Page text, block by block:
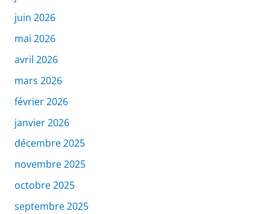
juin 2026
mai 2026
avril 2026
mars 2026
février 2026
janvier 2026
décembre 2025
novembre 2025
octobre 2025
septembre 2025